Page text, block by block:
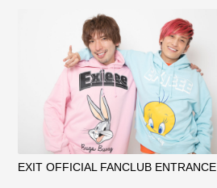
EXIT OFFICIAL FANCLUB ENTRANCE